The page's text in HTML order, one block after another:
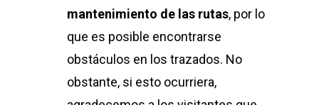
mantenimiento de las rutas, por lo
que es posible encontrarse
obstáculos en los trazados. No
obstante, si esto ocurriera,